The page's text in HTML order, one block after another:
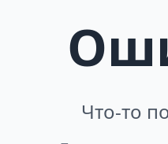
Что-то